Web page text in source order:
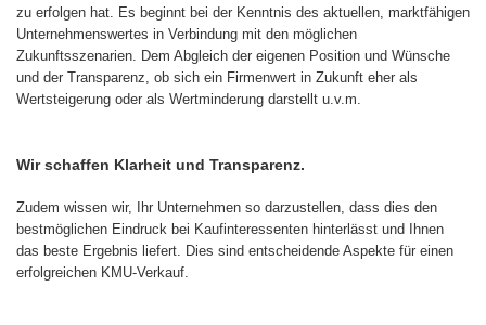
zu erfolgen hat. Es beginnt bei der Kenntnis des aktuellen, marktfähigen
Unternehmenswertes in Verbindung mit den möglichen
Zukunftsszenarien. Dem Abgleich der eigenen Position und Wünsche
und der Transparenz, ob sich ein Firmenwert in Zukunft eher als
Wertsteigerung oder als Wertminderung darstellt u.v.m.
Wir schaffen Klarheit und Transparenz.
Zudem wissen wir, Ihr Unternehmen so darzustellen, dass dies den
bestmöglichen Eindruck bei Kaufinteressenten hinterlässt und Ihnen
das beste Ergebnis liefert. Dies sind entscheidende Aspekte für einen
erfolgreichen KMU-Verkauf.